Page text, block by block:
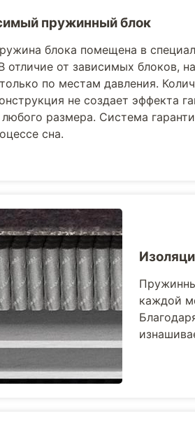
пружинный блок
блока помещена в
отличие от зависимых блоков,
по местам давления.
не создает эффекта
любого размера. Система
сна.
каждой